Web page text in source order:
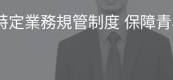
定業務規管制度 保障